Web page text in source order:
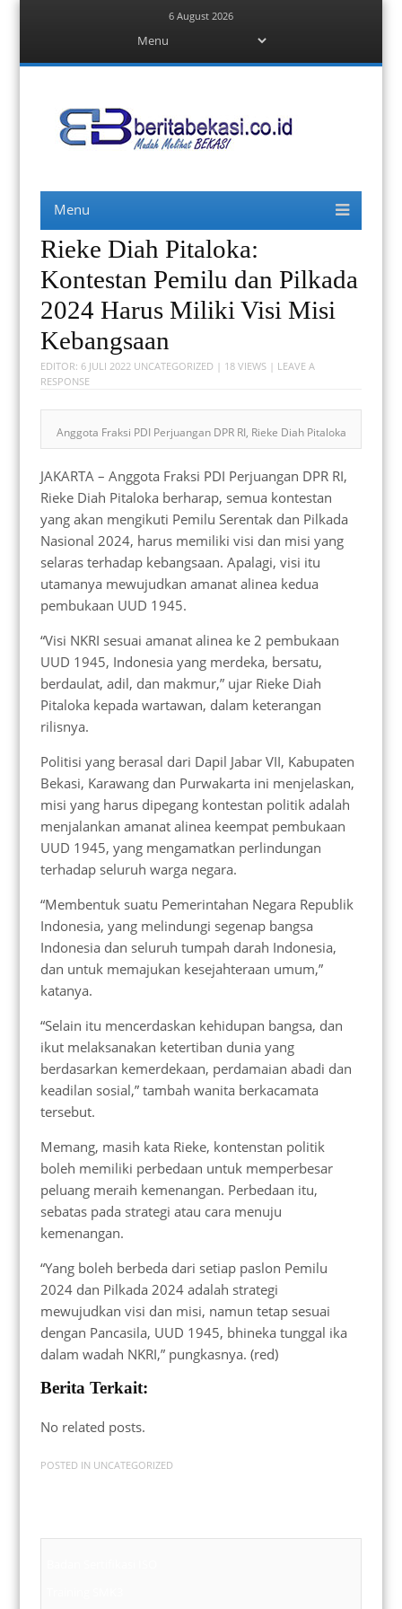
6 August 2026
content
Berita Bekasi
Menu
content
Rieke Diah Pitaloka:
Kontestan Pemilu dan Pilkada
2024 Harus Miliki Visi Misi
Kebangsaan
EDITOR: 6 JULI 2022 UNCATEGORIZED | 18 VIEWS | LEAVE A
RESPONSE
Anggota Fraksi PDI Perjuangan DPR RI, Rieke Diah Pitaloka
JAKARTA – Anggota Fraksi PDI Perjuangan DPR RI,
Rieke Diah Pitaloka berharap, semua kontestan
yang akan mengikuti Pemilu Serentak dan Pilkada
Nasional 2024, harus memiliki visi dan misi yang
selaras terhadap kebangsaan. Apalagi, visi itu
utamanya mewujudkan amanat alinea kedua
pembukaan UUD 1945.
“Visi NKRI sesuai amanat alinea ke 2 pembukaan
UUD 1945, Indonesia yang merdeka, bersatu,
berdaulat, adil, dan makmur,” ujar Rieke Diah
Pitaloka kepada wartawan, dalam keterangan
rilisnya.
Politisi yang berasal dari Dapil Jabar VII, Kabupaten
Bekasi, Karawang dan Purwakarta ini menjelaskan,
misi yang harus dipegang kontestan politik adalah
menjalankan amanat alinea keempat pembukaan
UUD 1945, yang mengamatkan perlindungan
terhadap seluruh warga negara.
“Membentuk suatu Pemerintahan Negara Republik
Indonesia, yang melindungi segenap bangsa
Indonesia dan seluruh tumpah darah Indonesia,
dan untuk memajukan kesejahteraan umum,”
katanya.
“Selain itu mencerdaskan kehidupan bangsa, dan
ikut melaksanakan ketertiban dunia yang
berdasarkan kemerdekaan, perdamaian abadi dan
keadilan sosial,” tambah wanita berkacamata
tersebut.
Memang, masih kata Rieke, kontenstan politik
boleh memiliki perbedaan untuk memperbesar
peluang meraih kemenangan. Perbedaan itu,
sebatas pada strategi atau cara menuju
kemenangan.
“Yang boleh berbeda dari setiap paslon Pemilu
2024 dan Pilkada 2024 adalah strategi
mewujudkan visi dan misi, namun tetap sesuai
dengan Pancasila, UUD 1945, bhineka tunggal ika
dalam wadah NKRI,” pungkasnya. (red)
Berita Terkait:
No related posts.
POSTED IN UNCATEGORIZED